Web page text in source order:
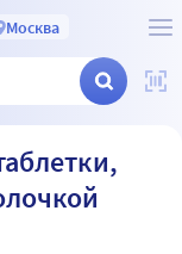
Москва